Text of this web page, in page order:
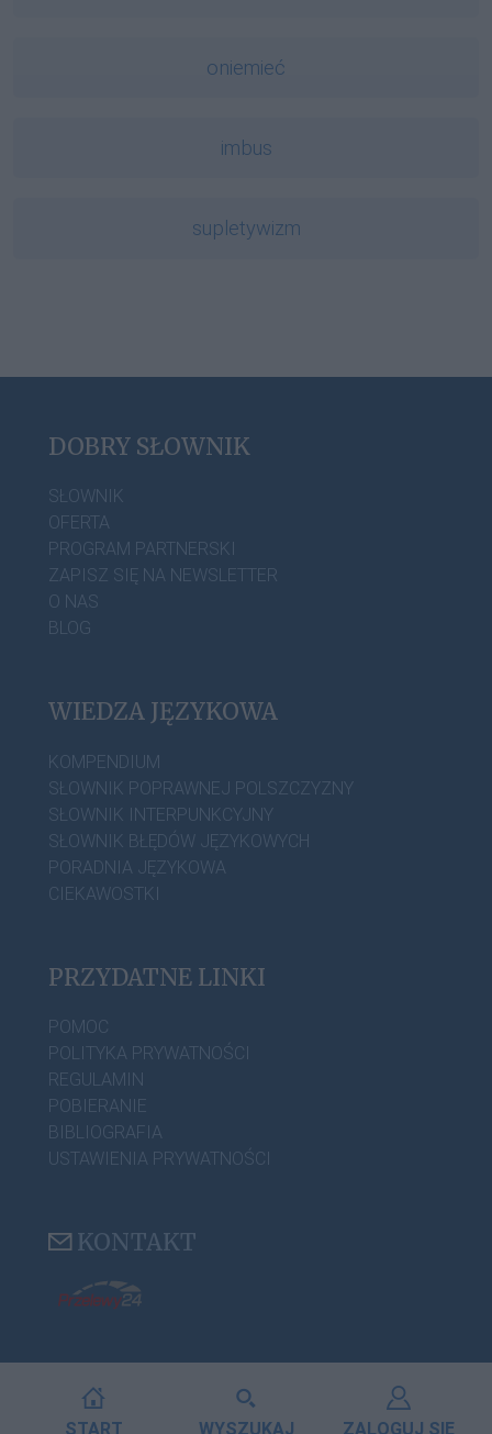
oniemieć
imbus
supletywizm
DOBRY SŁOWNIK
SŁOWNIK
OFERTA
PROGRAM PARTNERSKI
ZAPISZ SIĘ NA NEWSLETTER
O NAS
BLOG
WIEDZA JĘZYKOWA
KOMPENDIUM
SŁOWNIK POPRAWNEJ POLSZCZYZNY
SŁOWNIK INTERPUNKCYJNY
SŁOWNIK BŁĘDÓW JĘZYKOWYCH
PORADNIA JĘZYKOWA
CIEKAWOSTKI
PRZYDATNE LINKI
POMOC
POLITYKA PRYWATNOŚCI
REGULAMIN
POBIERANIE
BIBLIOGRAFIA
USTAWIENIA PRYWATNOŚCI
KONTAKT
START WYSZUKAJ ZALOGUJ SIĘ